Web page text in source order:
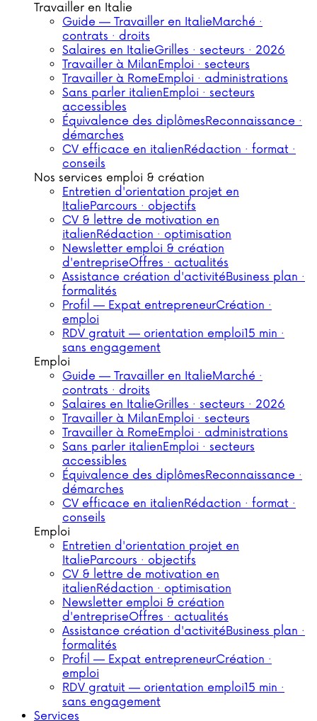
Travailler en Italie
Guide — Travailler en ItalieMarché ·
contrats · droits
Salaires en ItalieGrilles · secteurs · 2026
Travailler à MilanEmploi · secteurs
Travailler à RomeEmploi · administrations
Sans parler italienEmploi · secteurs
accessibles
Équivalence des diplômesReconnaissance ·
démarches
CV efficace en italienRédaction · format ·
conseils
Nos services emploi & création
Entretien d'orientation projet en
ItalieParcours · objectifs
CV & lettre de motivation en
italienRédaction · optimisation
Newsletter emploi & création
d'entrepriseOffres · actualités
Assistance création d'activitéBusiness plan ·
formalités
Profil — Expat entrepreneurCréation ·
emploi
RDV gratuit — orientation emploi15 min ·
sans engagement
Emploi
Guide — Travailler en ItalieMarché ·
contrats · droits
Salaires en ItalieGrilles · secteurs · 2026
Travailler à MilanEmploi · secteurs
Travailler à RomeEmploi · administrations
Sans parler italienEmploi · secteurs
accessibles
Équivalence des diplômesReconnaissance ·
démarches
CV efficace en italienRédaction · format ·
conseils
Emploi
Entretien d'orientation projet en
ItalieParcours · objectifs
CV & lettre de motivation en
italienRédaction · optimisation
Newsletter emploi & création
d'entrepriseOffres · actualités
Assistance création d'activitéBusiness plan ·
formalités
Profil — Expat entrepreneurCréation ·
emploi
RDV gratuit — orientation emploi15 min ·
sans engagement
Services